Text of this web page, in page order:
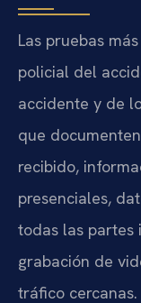
Las pruebas
policial del
accidente y de
que
recibido,
presenciales,
todas las partes
grabación de
tráfico